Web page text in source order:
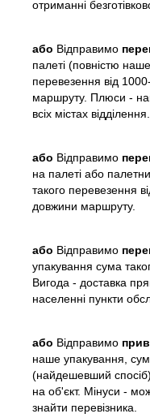
отриманні
або Відправимо
палеті (повністю
перевезення від
маршруту. Плюси -
всіх містах відділення.
або Відправимо
на палеті або
такого перевезення
довжини маршруту.
або Відправимо
упакування сума
Вигода - доставка
населенні пункти
або Відправимо
наше упакування,
(найдешевший
на об'єкт. Мінуси -
знайти перевізника.